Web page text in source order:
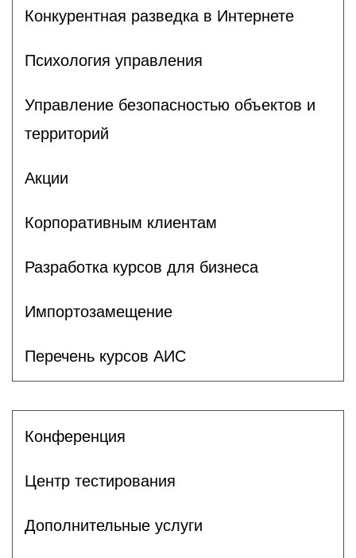
Конкурентная разведка в Интернете
Психология управления
Управление безопасностью объектов и
территорий
Акции
Корпоративным клиентам
Разработка курсов для бизнеса
Импортозамещение
Перечень курсов АИС
Конференция
Центр тестирования
Дополнительные услуги